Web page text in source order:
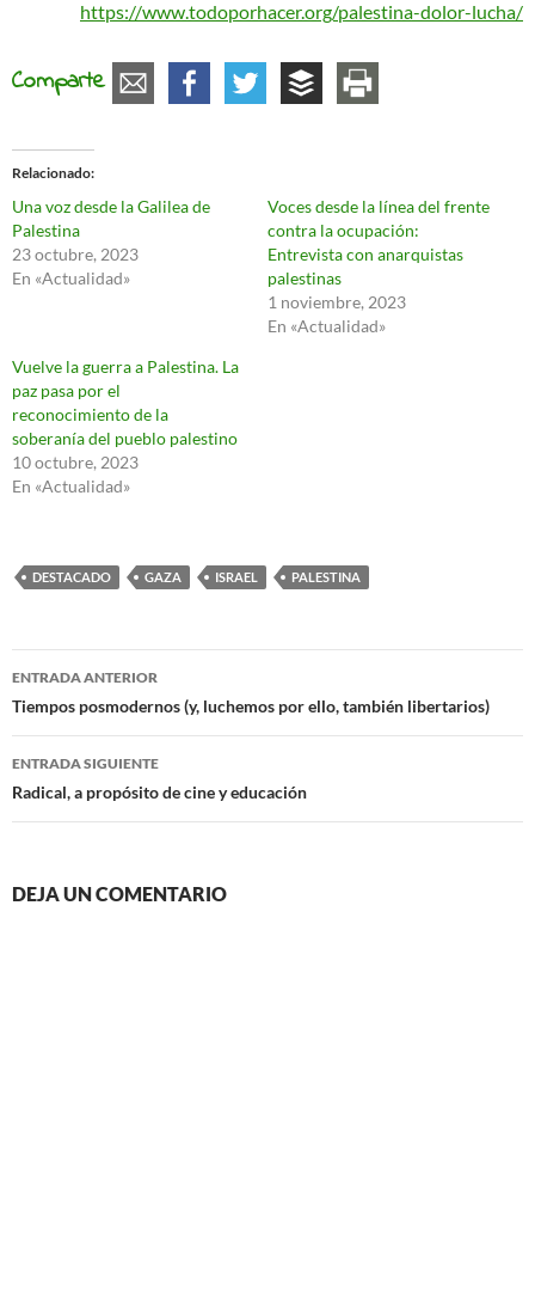
https://www.todoporhacer.org/palestina-dolor-lucha/
Comparte
Relacionado
Una voz desde la Galilea de
Palestina
23 octubre, 2023
En «Actualidad»
Voces desde la línea del frente
contra la ocupación:
Entrevista con anarquistas
palestinas
1 noviembre, 2023
En «Actualidad»
Vuelve la guerra a Palestina. La
paz pasa por el
reconocimiento de la
soberanía del pueblo palestino
10 octubre, 2023
En «Actualidad»
DESTACADO GAZA ISRAEL PALESTINA
Navegación
de
entradas
ENTRADA ANTERIOR
Tiempos posmodernos (y, luchemos por ello, también libertarios)
ENTRADA SIGUIENTE
Radical, a propósito de cine y educación
DEJA UN COMENTARIO